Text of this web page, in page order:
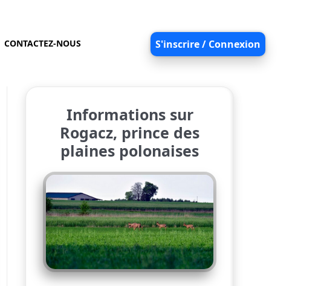
CONTACTEZ-NOUS S'inscrire / Connexion
Informations sur
Rogacz, prince des
plaines polonaises